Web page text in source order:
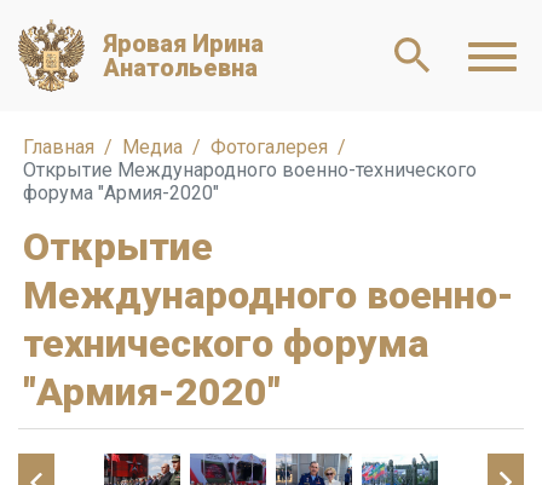
Яровая Ирина
Анатольевна
Главная Медиа
Фотогалерея
Открытие Международного военно-технического
форума "Армия-2020"
Открытие
Международного военно-
технического форума
"Армия-2020"